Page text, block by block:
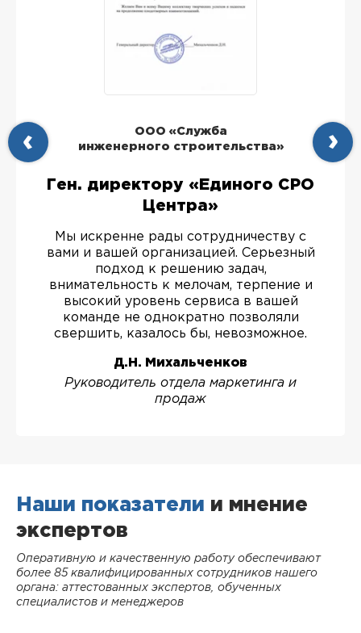
ООО «Служба
инженерного строительства»
Ген. директору «Единого СРО
Центра»
Мы искренне рады сотрудничеству с
вами и вашей организацией. Серьезный
подход к решению задач,
внимательность к мелочам, терпение и
высокий уровень сервиса в вашей
команде не однократно позволяли
свершить, казалось бы, невозможное.
Д.Н. Михальченков
Руководитель отдела маркетинга и
продаж
Наши показатели и мнение
экспертов
Оперативную и качественную работу обеспечивают
более 85 квалифицированных сотрудников нашего
органа: аттестованных экспертов, обученных
специалистов и менеджеров